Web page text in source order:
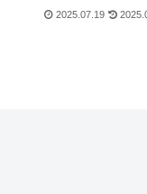
2025.07.19